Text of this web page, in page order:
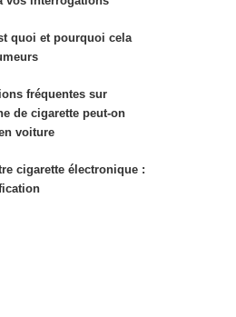
quoi et pourquoi cela
fréquentes sur
de cigarette peut-on
voiture
cigarette électronique :